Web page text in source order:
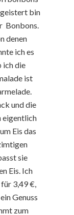
bin
Bonbons.
denen
ich es
ich die
ist
und die
eigentlich
Eis das
sie
Eis. Ich
3,49 €,
Genuss
zum